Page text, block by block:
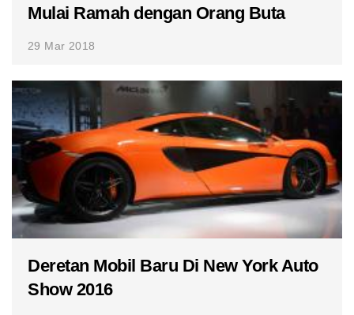
Mulai Ramah dengan Orang Buta
29 Mar 2018
Deretan Mobil Baru Di New York Auto
Show 2016